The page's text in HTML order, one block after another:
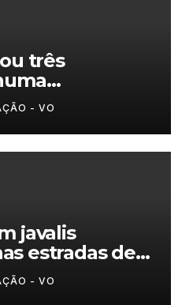
três
um século de
- VO
javalis
estradas de
- VO